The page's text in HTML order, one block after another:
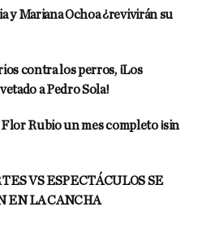
y Mariana Ochoa ¿revivirán su
contra los perros, ¡Los
a Pedro Sola!
Flor Rubio un mes completo ¡sin
VS ESPECTÁCULOS SE
EN LA CANCHA